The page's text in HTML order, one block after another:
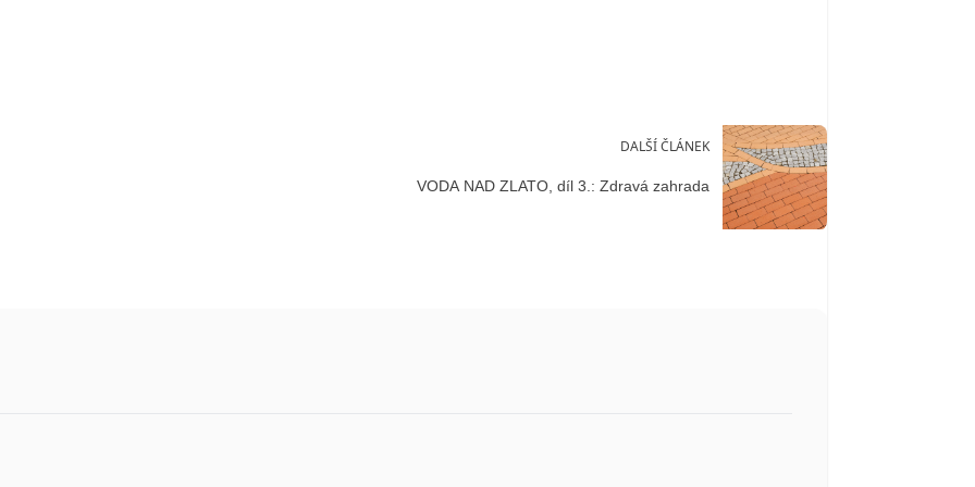
DALŠÍ ČLÁNEK
VODA NAD ZLATO, díl 3.: Zdravá zahrada